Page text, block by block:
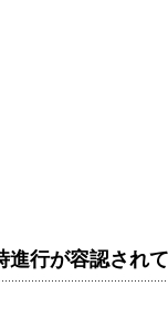
進行が容認され